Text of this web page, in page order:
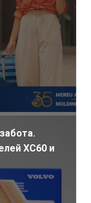
XC60 и